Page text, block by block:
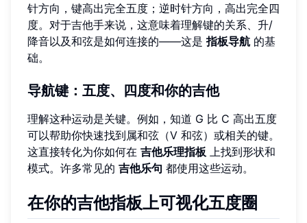
针方向，键高出完全五度；逆时针方向，高出完全四
度。对于吉他手来说，这意味着理解键的关系、升/
降音以及和弦是如何连接的——这是指板导航 的基
础。
导航键：五度、四度和你的吉他
理解这种运动是关键。例如，知道 G 比 C 高出五度
可以帮助你快速找到属和弦（V 和弦）或相关的键。
这直接转化为你如何在 吉他乐理指板 上找到形状和
模式。许多常见的 吉他乐句 都使用这些运动。
在你的吉他指板上可视化五度圈